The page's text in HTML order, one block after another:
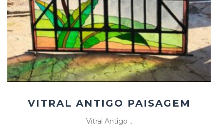
VITRAL ANTIGO PAISAGEM
Vitral Antigo ..